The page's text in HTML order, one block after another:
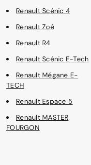
Renault Scénic 4
Renault Zoé
Renault R4
Renault Scénic E-Tech
Renault Mégane E-
TECH
Renault Espace 5
Renault MASTER
FOURGON